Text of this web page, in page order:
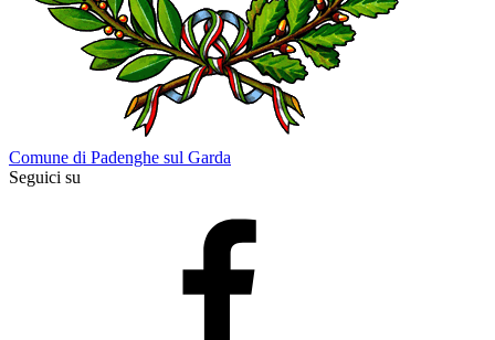
Comune di Padenghe sul Garda
Seguici su